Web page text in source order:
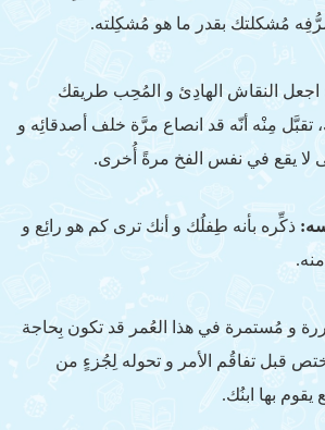
مُشكلتك بقدر ما هو مُشكِلته.
اجعل النقاش الهادِئ و المُحِب طريقك
تقبَّل مِنْه أنّه قد انصاع مرَّة خلف أصدقائِه و
لا يقع في نفس الفخ مرةً أُخرى.
ذكِّره بأنه طِفلُك و أنك ترى كم هو رائِع و
و مُستمرة في هذا العُمر قد تكون بِحاجة
قبل تفاقُم الأمر و تحوله لِجُزءٍ من
بها ابنُك.